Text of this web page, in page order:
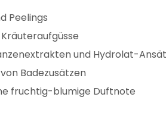
Peelings
und Hydrolat-
Badezusätzen
fruchtig-blumige Duftnote